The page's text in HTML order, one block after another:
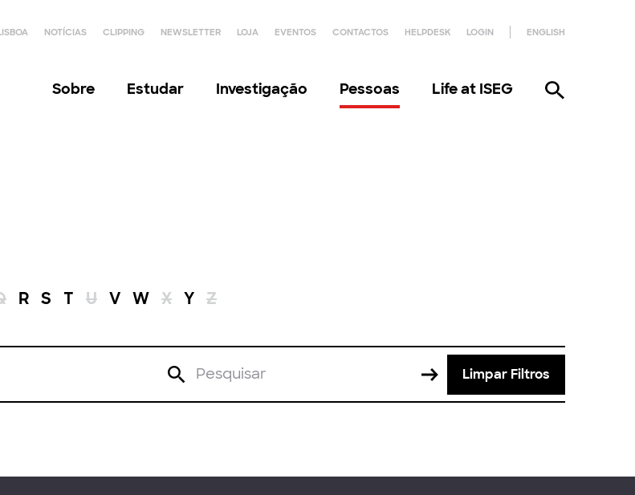
NOTÍCIAS CLIPPING NEWSLETTER LOJA EVENTOS CONTACTOS HELPDESK LOGIN ENGLISH
Sobre Estudar Investigação Pessoas Life at ISEG
R S T U V W X Y Z
Limpar Filtros